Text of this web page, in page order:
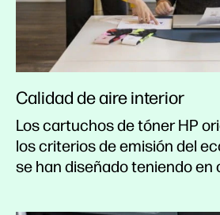
Calidad de aire interior
Los cartuchos de tóner HP
los criterios de emisión del
se han diseñado teniendo en